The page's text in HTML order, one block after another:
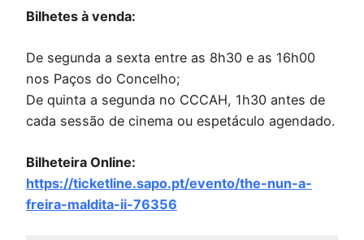
Bilhetes à venda:
De segunda a sexta entre as 8h30 e as 16h00
nos Paços do Concelho;
De quinta a segunda no CCCAH, 1h30 antes de
cada sessão de cinema ou espetáculo agendado.
Bilheteira Online:
https://ticketline.sapo.pt/evento/the-nun-a-
freira-maldita-ii-76356